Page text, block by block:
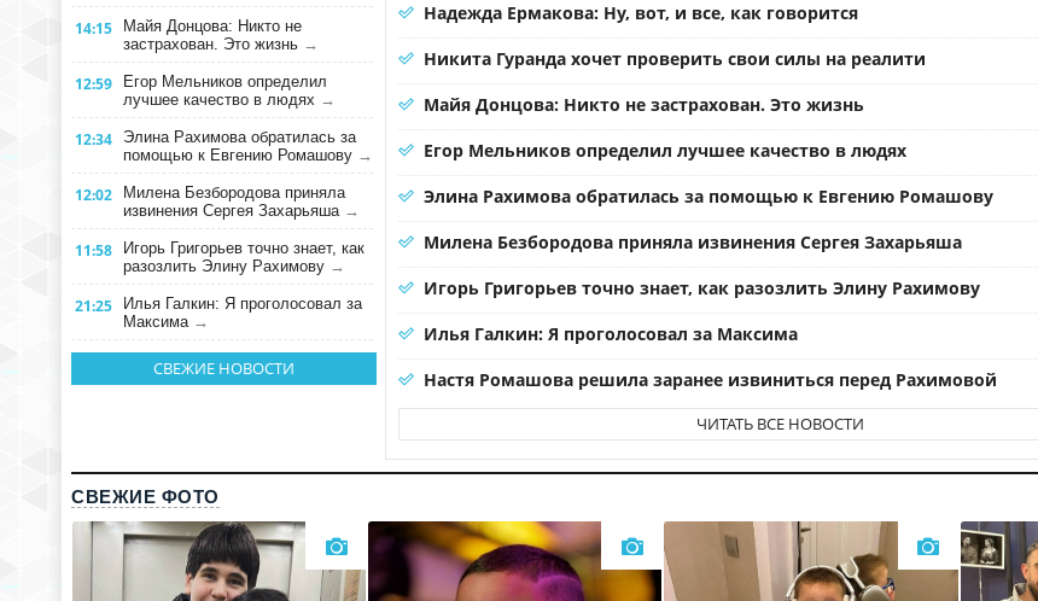
14:15
Майя Донцова: Никто не
застрахован. Это жизнь →
12:59
Егор Мельников определил
лучшее качество в людях →
12:34
Элина Рахимова обратилась за
помощью к Евгению Ромашову →
12:02
Милена Безбородова приняла
извинения Сергея Захарьяша →
11:58
Игорь Григорьев точно знает, как
разозлить Элину Рахимову →
21:25
Илья Галкин: Я проголосовал за
Максима →
СВЕЖИЕ НОВОСТИ
Надежда Ермакова: Ну, вот, и все, как говорится
Никита Гуранда хочет проверить свои силы на реалити
Майя Донцова: Никто не застрахован. Это жизнь
Егор Мельников определил лучшее качество в людях
Элина Рахимова обратилась за помощью к Евгению Ромашову
Милена Безбородова приняла извинения Сергея Захарьяша
Игорь Григорьев точно знает, как разозлить Элину Рахимову
Илья Галкин: Я проголосовал за Максима
Настя Ромашова решила заранее извиниться перед Рахимовой
ЧИТАТЬ ВСЕ НОВОСТИ
СВЕЖИЕ ФОТО